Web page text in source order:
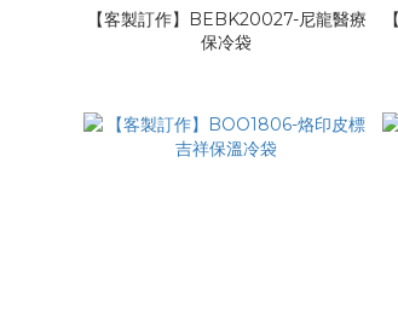
【客製訂作】BEBK20027-尼龍醫療
保冷袋